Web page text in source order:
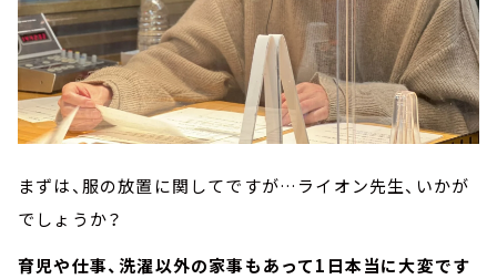
まずは、服の放置に関してですが…ライオン先生、いかが
でしょうか？
育児や仕事、洗濯以外の家事もあって1日本当に大変です